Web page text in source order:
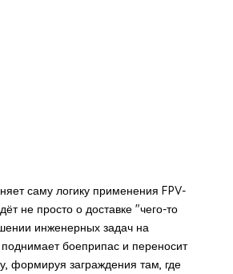
саму логику применения FPV-
не просто о доставке "чего-то
инженерных задач на
боеприпас и переносит
формируя заграждения там, где